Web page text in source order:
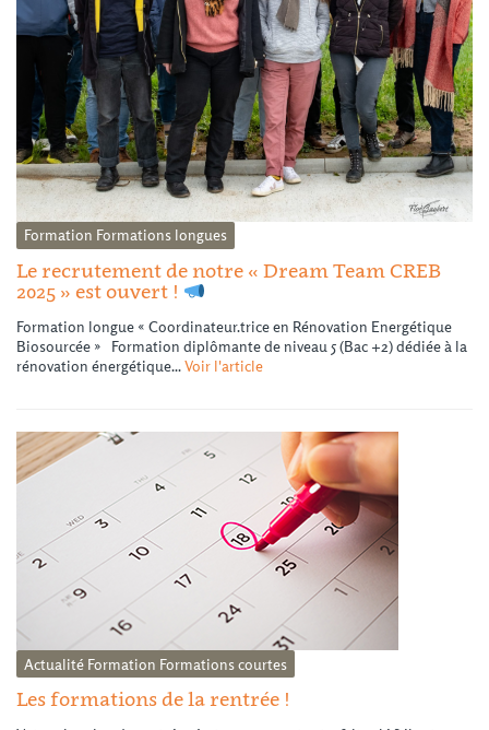
Formation Formations longues
Le recrutement de notre « Dream Team CREB
2025 » est ouvert !
Formation longue « Coordinateur.trice en Rénovation Energétique
Biosourcée » Formation diplômante de niveau 5 (Bac +2) dédiée à la
rénovation énergétique...Voir l'article
Actualité Formation Formations courtes
Les formations de la rentrée !